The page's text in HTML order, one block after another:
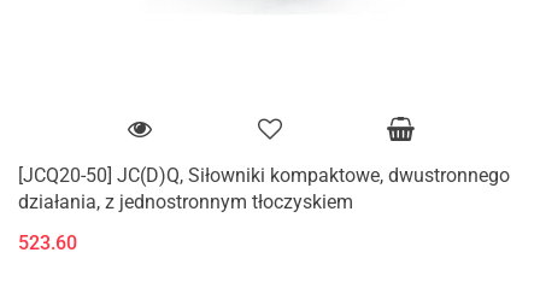
[JCQ20-50] JC(D)Q, Siłowniki kompaktowe, dwustronnego
działania, z jednostronnym tłoczyskiem
523.60